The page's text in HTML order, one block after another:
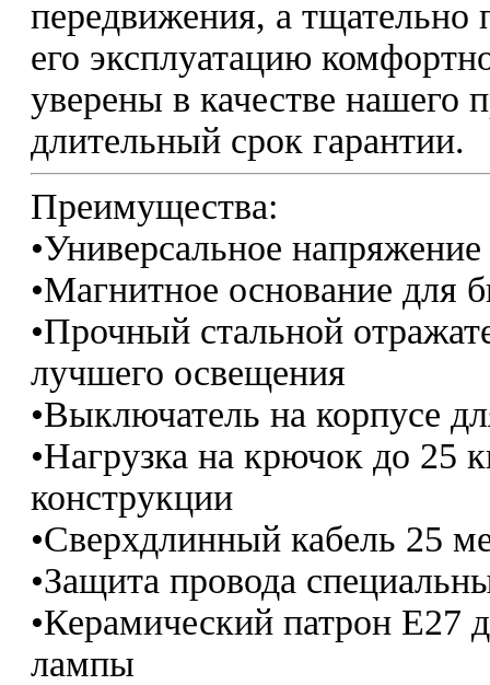
передвижения, а
его эксплуатацию
уверены в качестве нашего
длительный срок гарантии.
Преимущества:
•Универсальное
•Магнитное основание для
•Прочный стальной
лучшего освещения
•Выключатель на корпусе
•Нагрузка на крючок до 25
конструкции
•Сверхдлинный кабель 25
•Защита провода
•Керамический патрон Е27
лампы